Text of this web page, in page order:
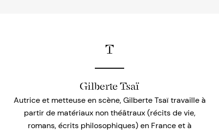
T
Gilberte Tsaï
Autrice et metteuse en scène, Gilberte Tsaï travaille à
partir de matériaux non théâtraux (récits de vie,
romans, écrits philosophiques) en France et à